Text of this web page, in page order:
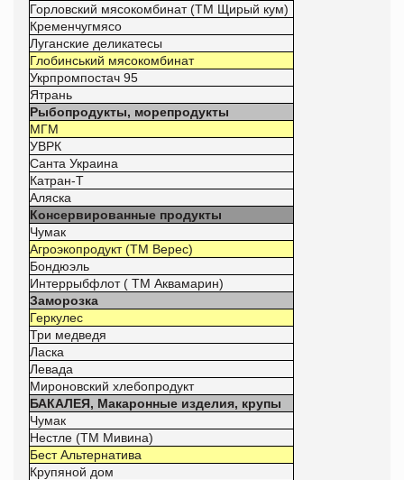
Горловский мясокомбинат (ТМ Щирый кум)
Кременчугмясо
Луганские деликатесы
Глобинський мясокомбинат
Укрпромпостач 95
Ятрань
Рыбопродукты, морепродукты
МГМ
УВРК
Санта Украина
Катран-Т
Аляска
Консервированные продукты
Чумак
Агроэкопродукт (ТМ Верес)
Бондюэль
Интеррыбфлот ( ТМ Аквамарин)
Заморозка
Геркулес
Три медведя
Ласка
Левада
Мироновский хлебопродукт
БАКАЛЕЯ, Макаронные изделия, крупы
Чумак
Нестле (ТМ Мивина)
Бест Альтернатива
Крупяной дом